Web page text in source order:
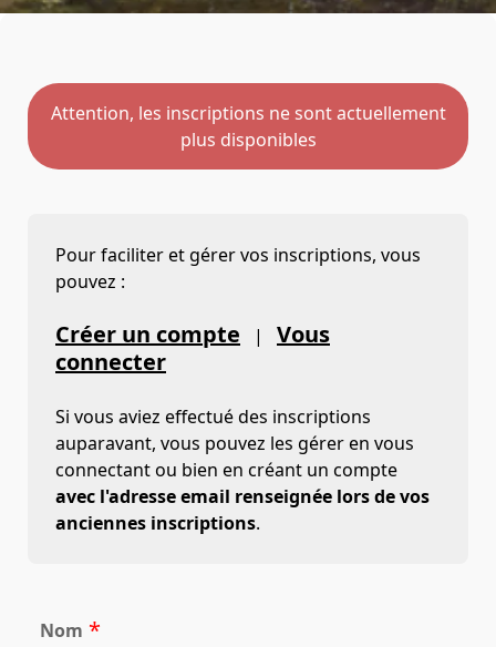
Attention, les inscriptions ne sont actuellement
plus disponibles
Pour faciliter et gérer vos inscriptions, vous
pouvez :
Créer un compte | Vous
connecter
Si vous aviez effectué des inscriptions
auparavant, vous pouvez les gérer en vous
connectant ou bien en créant un compte
avec l'adresse email renseignée lors de vos
anciennes inscriptions.
Nom *